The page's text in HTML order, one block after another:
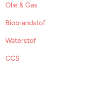
Olie & Gas
Biobrandstof
Waterstof
CCS